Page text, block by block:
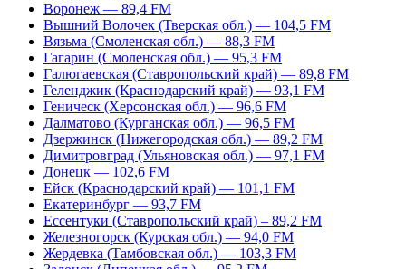
Воронеж — 89,4 FM
Вышний Волочек (Тверская обл.) — 104,5 FM
Вязьма (Смоленская обл.) — 88,3 FM
Гагарин (Смоленская обл.) — 95,3 FM
Галюгаевская (Ставропольский край) — 89,8 FM
Геленджик (Краснодарский край) — 93,1 FM
Геническ (Херсонская обл.) — 96,6 FM
Далматово (Курганская обл.) — 96,5 FM
Дзержинск (Нижегородская обл.) — 89,2 FM
Димитровград (Ульяновская обл.) — 97,1 FM
Донецк — 102,6 FM
Ейск (Краснодарский край) — 101,1 FM
Екатеринбург — 93,7 FM
Ессентуки (Ставропольский край) – 89,2 FM
Железногорск (Курская обл.) — 94,0 FM
Жердевка (Тамбовская обл.) — 103,3 FM